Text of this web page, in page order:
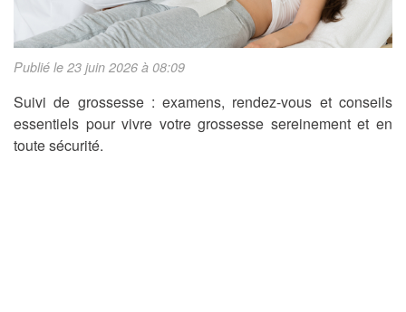
Publié le 23 juin 2026 à 08:09
Suivi de grossesse : examens, rendez-vous et conseils
essentiels pour vivre votre grossesse sereinement et en
toute sécurité.